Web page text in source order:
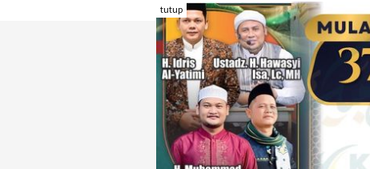
TENTANG RAMBU KOTA REDAKSI
KONTAK KAMI
FORM PENGADUAN
KARIR
tutup